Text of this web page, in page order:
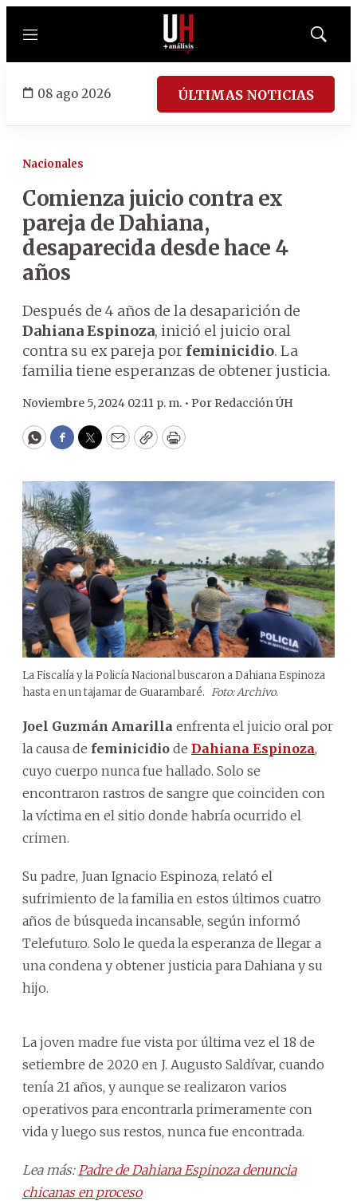
Menú
Mostrar
08 ago 2026 ÚLTIMAS NOTICIAS
Nacionales
Comienza juicio contra ex
pareja de Dahiana,
desaparecida desde hace 4
años
Después de 4 años de la desaparición de
Dahiana Espinoza, inició el juicio oral
contra su ex pareja por feminicidio. La
familia tiene esperanzas de obtener justicia.
Noviembre 5, 2024 02:11 p. m. • Por Redacción ÚH
WhatsApp
Facebook
Twitter
EmailCopyPrint
La Fiscalía y la Policía Nacional buscaron a Dahiana Espinoza
hasta en un tajamar de Guarambaré. Foto: Archivo.
Joel Guzmán Amarilla enfrenta el juicio oral por
la causa de feminicidio de Dahiana Espinoza,
cuyo cuerpo nunca fue hallado. Solo se
encontraron rastros de sangre que coinciden con
la víctima en el sitio donde habría ocurrido el
crimen.
Su padre, Juan Ignacio Espinoza, relató el
sufrimiento de la familia en estos últimos cuatro
años de búsqueda incansable, según informó
Telefuturo. Solo le queda la esperanza de llegar a
una condena y obtener justicia para Dahiana y su
hijo.
La joven madre fue vista por última vez el 18 de
setiembre de 2020 en J. Augusto Saldívar, cuando
tenía 21 años, y aunque se realizaron varios
operativos para encontrarla primeramente con
vida y luego sus restos, nunca fue encontrada.
Lea más: Padre de Dahiana Espinoza denuncia
chicanas en proceso